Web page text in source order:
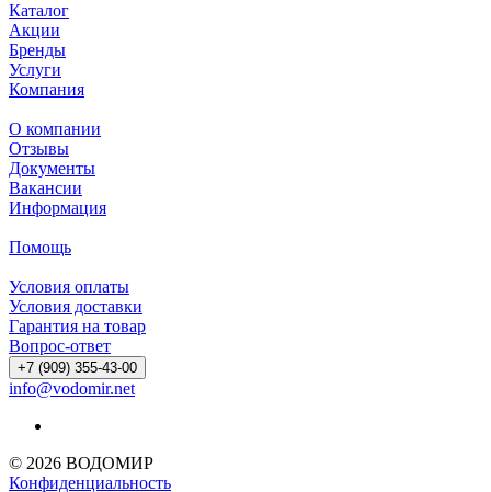
Каталог
Акции
Бренды
Услуги
Компания
О компании
Отзывы
Документы
Вакансии
Информация
Помощь
Условия оплаты
Условия доставки
Гарантия на товар
Вопрос-ответ
+7 (909) 355-43-00
info@vodomir.net
© 2026 ВОДОМИР
Конфиденциальность